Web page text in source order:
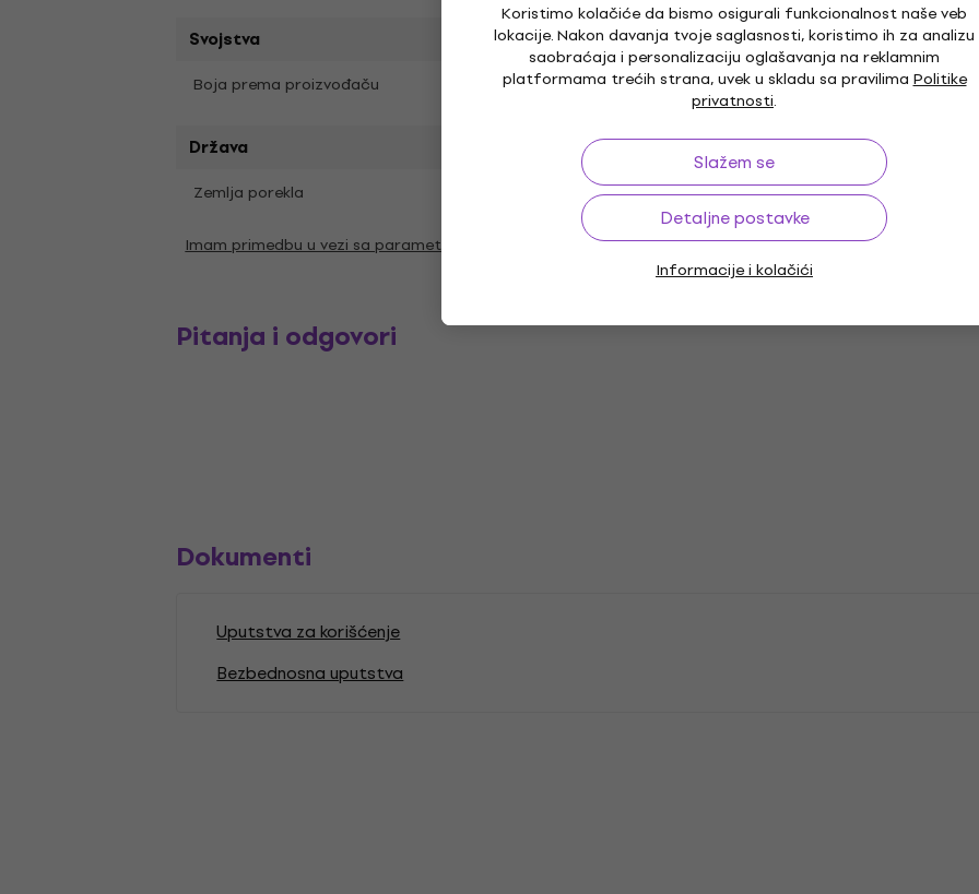
Koristimo kolačiće da bismo osigurali funkcionalnost naše veb
lokacije. Nakon davanja tvoje saglasnosti, koristimo ih za analizu
saobraćaja i personalizaciju oglašavanja na reklamnim
platformama trećih strana, uvek u skladu sa pravilimaPolitike
privatnosti.
Slažem se
Detaljne postavke
Informacije i kolačići
Svojstva
Boja prema proizvođaču
Država
Zemlja porekla
Imam primedbu u vezi sa parametrima
Pitanja i odgovori
Dokumenti
Uputstva za korišćenje
Bezbednosna uputstva